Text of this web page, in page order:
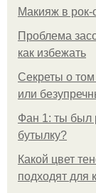
Макияж в рок-
Проблема
как избежать
Секреты о
или
Фан 1: ты был
бутылку?
Какой цвет
подходят для